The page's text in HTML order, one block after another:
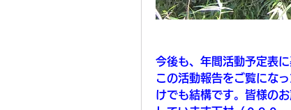
今後も、年間活動予定表
この活動報告をご覧にな
けでも結構です。皆様の